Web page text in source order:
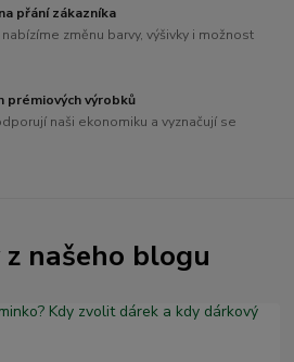
přání zákazníka
změnu barvy, výšivky i možnost
prémiových výrobků
naši ekonomiku a vyznačují se
našeho blogu